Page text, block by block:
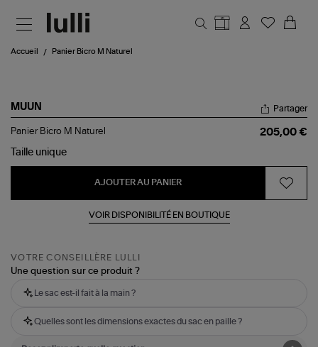
Accueil Panier Bicro M Naturel
MUUN
Panier
M
Partager
Panier Bicro M Naturel
205,00 €
Taille unique
AJOUTER AU PANIER
VOIR DISPONIBILITÉ EN BOUTIQUE
VOTRE CONSEILLÈRE LULLI
Une question sur ce produit ?
Le sac est-il fait à la main ?
Quelles sont les dimensions exactes du sac en paille ?